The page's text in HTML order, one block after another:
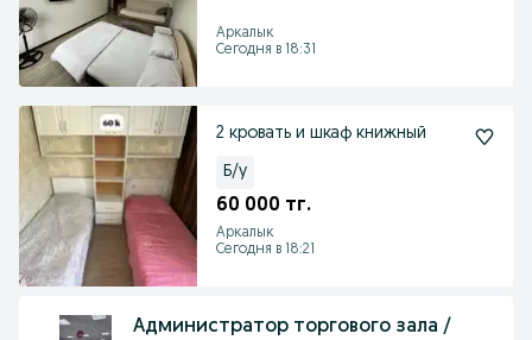
Аркалык
Сегодня в 18:31
2 кровать и шкаф книжный
Б/у
60 000 тг.
Аркалык
Сегодня в 18:21
Администратор торгового зала /